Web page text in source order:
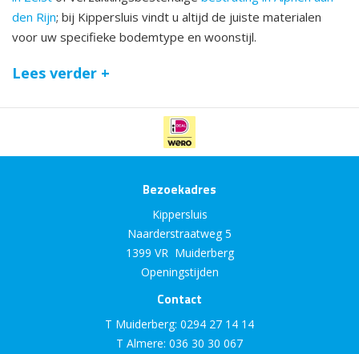
den Rijn; bij Kippersluis vindt u altijd de juiste materialen
voor uw specifieke bodemtype en woonstijl.
Lees verder +
Bezoekadres
Kippersluis
Naarderstraatweg 5
1399 VR Muiderberg
Openingstijden
Contact
T Muiderberg: 0294 27 14 14
T Almere: 036 30 30 067